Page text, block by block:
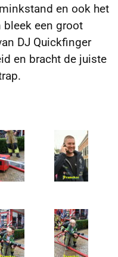
en ook het
bleek een groot
DJ Quickfinger
en bracht de juiste